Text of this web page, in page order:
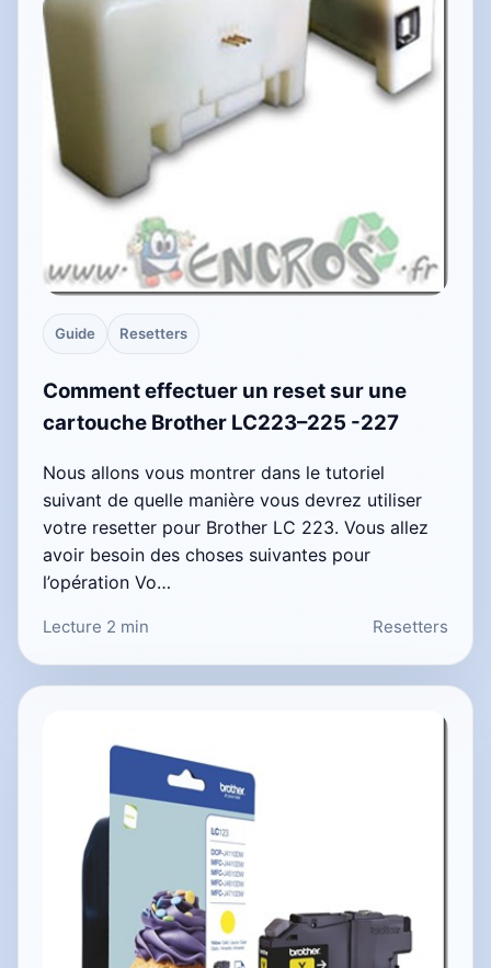
Guide Resetters
Comment effectuer un reset sur une
cartouche Brother LC223–225 -227
Nous allons vous montrer dans le tutoriel
suivant de quelle manière vous devrez utiliser
votre resetter pour Brother LC 223. Vous allez
avoir besoin des choses suivantes pour
l’opération Vo…
Lecture 2 min Resetters